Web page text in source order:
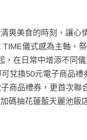
爽美食的時刻，讓心
儀式感為主軸，
在日常中增添不同
兌換50元電子商品
商品禮券，更首次
碼抽花蓮藍天麗池